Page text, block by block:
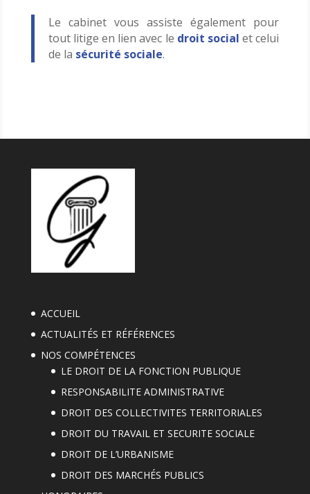
Le cabinet vous assiste également pour
tout litige en lien avec le droit social et celui
de la sécurité sociale.
ACCUEIL
ACTUALITÉS ET RÉFÉRENCES
NOS COMPÉTENCES
LE DROIT DE LA FONCTION PUBLIQUE
RESPONSABILITE ADMINISTRATIVE
DROIT DES COLLECTIVITES TERRITORIALES
DROIT DU TRAVAIL ET SECURITE SOCIALE
DROIT DE L’URBANISME
DROIT DES MARCHÉS PUBLICS